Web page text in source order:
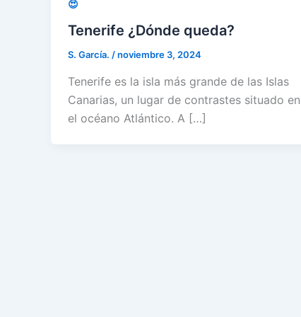
😍
Tenerife ¿Dónde queda?
S. García. /noviembre 3, 2024
Tenerife es la isla más grande de las Islas
Canarias, un lugar de contrastes situado en
el océano Atlántico. A […]